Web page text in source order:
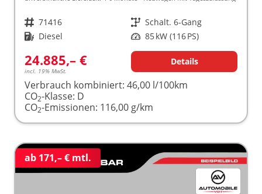
Fahrzeugnr. 71416 Getriebe Schalt. 6-Gang
Kraftstoff Diesel Leistung 85 kW (116 PS)
24.885,– €
incl. 19% MwSt.
Details
Verbrauch kombiniert: 46,00 l/100km
CO2-Klasse: D
CO2-Emissionen: 116,00 g/km
ab 171,– € mtl.